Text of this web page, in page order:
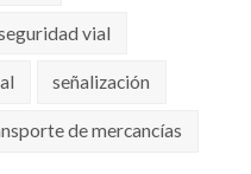
vial
señalización
de mercancías